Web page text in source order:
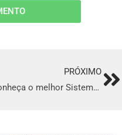
PRÓXIMO
Conheça o melhor Sistema para Delivery em Belém